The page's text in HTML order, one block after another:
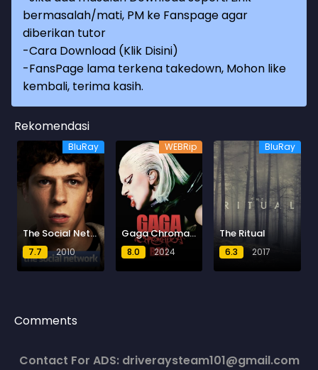
bermasalah/mati, PM ke Fanspage agar
diberikan tutor
-Cara Download (Klik Disini)
-FansPage lama terkena takedown, Mohon like
kembali, terima kasih.
Rekomendasi
BluRay
The Social Network
7.7 2010
WEBRip
Gaga Chromatica Ball
8.0 2024
BluRay
The Ritual
6.3 2017
Comments
Contact For ADS: driveraysteam101@gmail.com